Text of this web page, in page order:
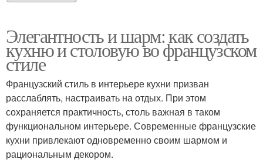
Элегантность и шарм: как создать
кухню и столовую во французском
стиле
Французский стиль в интерьере кухни призван
расслаблять, настраивать на отдых. При этом
сохраняется практичность, столь важная в таком
функциональном интерьере. Современные французские
кухни привлекают одновременно своим шармом и
рациональным декором.